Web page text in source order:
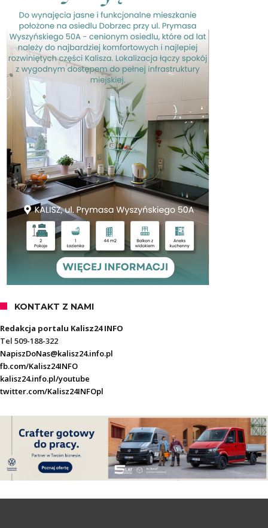
KONTAKT Z NAMI
Redakcja portalu Kalisz24 INFO
Tel 509-188-322
NapiszDoNas@kalisz24.info.pl
fb.com/Kalisz24INFO
kalisz24.info.pl/youtube
twitter.com/Kalisz24INFOpl